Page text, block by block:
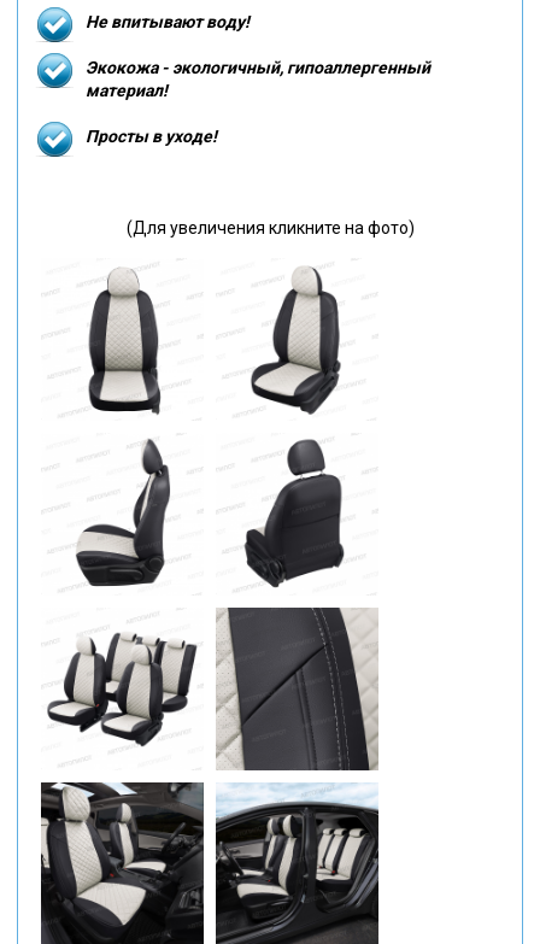
Не впитывают воду!
Экокожа - экологичный, гипоаллергенный
материал!
Просты в уходе!
(Для увеличения кликните на фото)